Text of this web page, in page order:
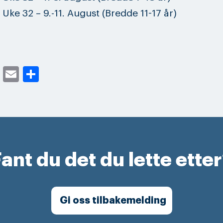
32 – 9.-11. August (Bredde 11-17 år)
Twitter
Email
du det du lette
Gi oss tilbakemelding